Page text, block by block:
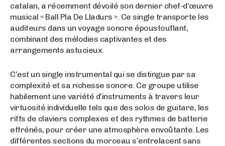
catalan, a récemment dévoilé son dernier chef-d’œuvre
musical « Ball Pla De Lladurs ». Ce single transporte les
auditeurs dans un voyage sonore époustouflant,
combinant des mélodies captivantes et des
arrangements astucieux.
C’est un single instrumental qui se distingue par sa
complexité et sa richesse sonore. Ce groupe utilise
habilement une variété d’instruments à travers leur
virtuosité individuelle tels que des solos de guitare, les
riffs de claviers complexes et des rythmes de batterie
effrénés, pour créer une atmosphère envoûtante. Les
différentes sections du morceau s’entrelacent sans